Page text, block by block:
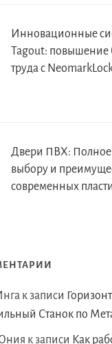
Инновационные
Tagout: повышение
труда с
Двери ПВХ: Полное
выбору и
современных
к записи
Станок по
к записи Как